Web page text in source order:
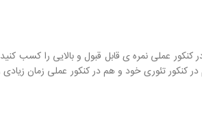
کنکور عملی نمره ی قابل قبول و بالایی را
تئوری خود و هم در کنکور عملی زمان زیادی